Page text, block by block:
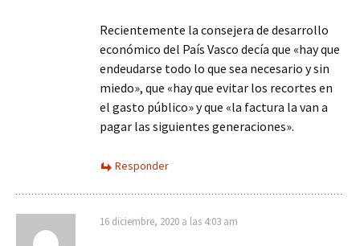
Recientemente la consejera de desarrollo
económico del País Vasco decía que «hay que
endeudarse todo lo que sea necesario y sin
miedo», que «hay que evitar los recortes en
el gasto público» y que «la factura la van a
pagar las siguientes generaciones».
Responder
16 diciembre, 2020 a las 4:03 am